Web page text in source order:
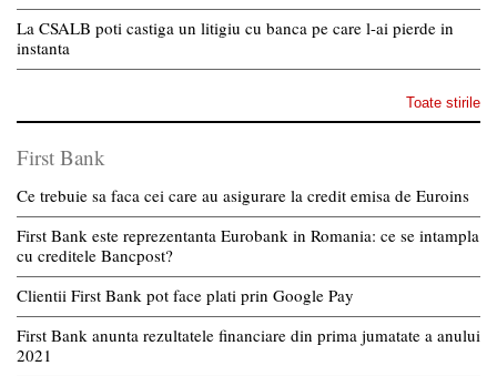
La CSALB poti castiga un litigiu cu banca pe care l-ai pierde in
instanta
Toate stirile
First Bank
Ce trebuie sa faca cei care au asigurare la credit emisa de Euroins
First Bank este reprezentanta Eurobank in Romania: ce se intampla
cu creditele Bancpost?
Clientii First Bank pot face plati prin Google Pay
First Bank anunta rezultatele financiare din prima jumatate a anului
2021